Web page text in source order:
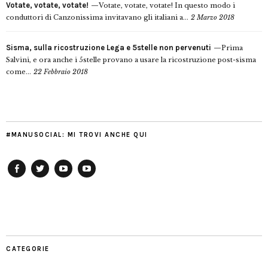
Votate, votate, votate!
Votate, votate, votate! In questo modo i
conduttori di Canzonissima invitavano gli italiani a... 2 Marzo 2018
Sisma, sulla ricostruzione Lega e 5stelle non pervenuti
Prima
Salvini, e ora anche i 5stelle provano a usare la ricostruzione post-sisma
come... 22 Febbraio 2018
#MANUSOCIAL: MI TROVI ANCHE QUI
CATEGORIE